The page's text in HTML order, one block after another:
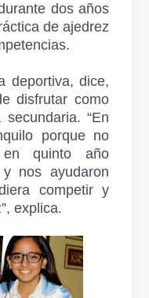
dos años
de ajedrez
deportiva, dice,
disfrutar como
“En
porque no
quinto año
nos ayudaron
competir y
explica.